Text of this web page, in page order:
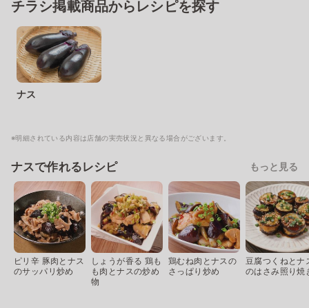
チラシ掲載商品からレシピを探す
ナス
※明細されている内容は店舗の実売状況と異なる場合がございます。
ナスで作れるレシピ もっと見る
ピリ辛 豚肉とナス
のサッパリ炒め
しょうが香る 鶏も
も肉とナスの炒め
物
鶏むね肉とナスの
さっぱり炒め
豆腐つくねとナ
のはさみ照り焼